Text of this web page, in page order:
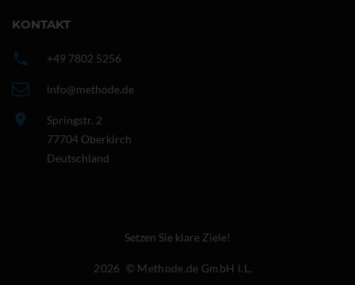
KONTAKT
+49 7802 5256
info@methode.de
Springstr. 2
77704 Oberkirch
Deutschland
Setzen Sie klare Ziele!
2026 © Methode.de GmbH i.L.